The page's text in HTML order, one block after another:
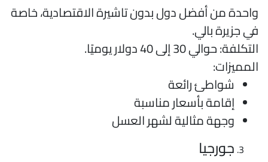
من أفضل دول بدون تاشيرة الاقتصادية، خاصة
جزيرة بالي.
حوالي 30 إلى 40 دولار يوميًا.
شواطئ رائعة
إقامة بأسعار مناسبة
وجهة مثالية لشهر العسل
جورجيا